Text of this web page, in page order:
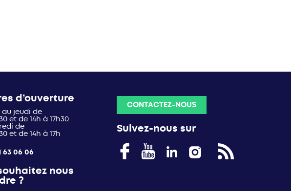
d’ouverture
au jeudi de
et de 14h à 17h30
de
et de 14h à 17h
63 06 06
nous
?
CONTACTEZ-NOUS
Suivez-nous sur